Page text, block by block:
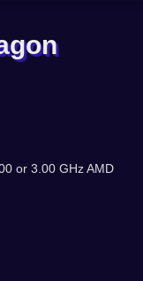
or 3.00 GHz AMD